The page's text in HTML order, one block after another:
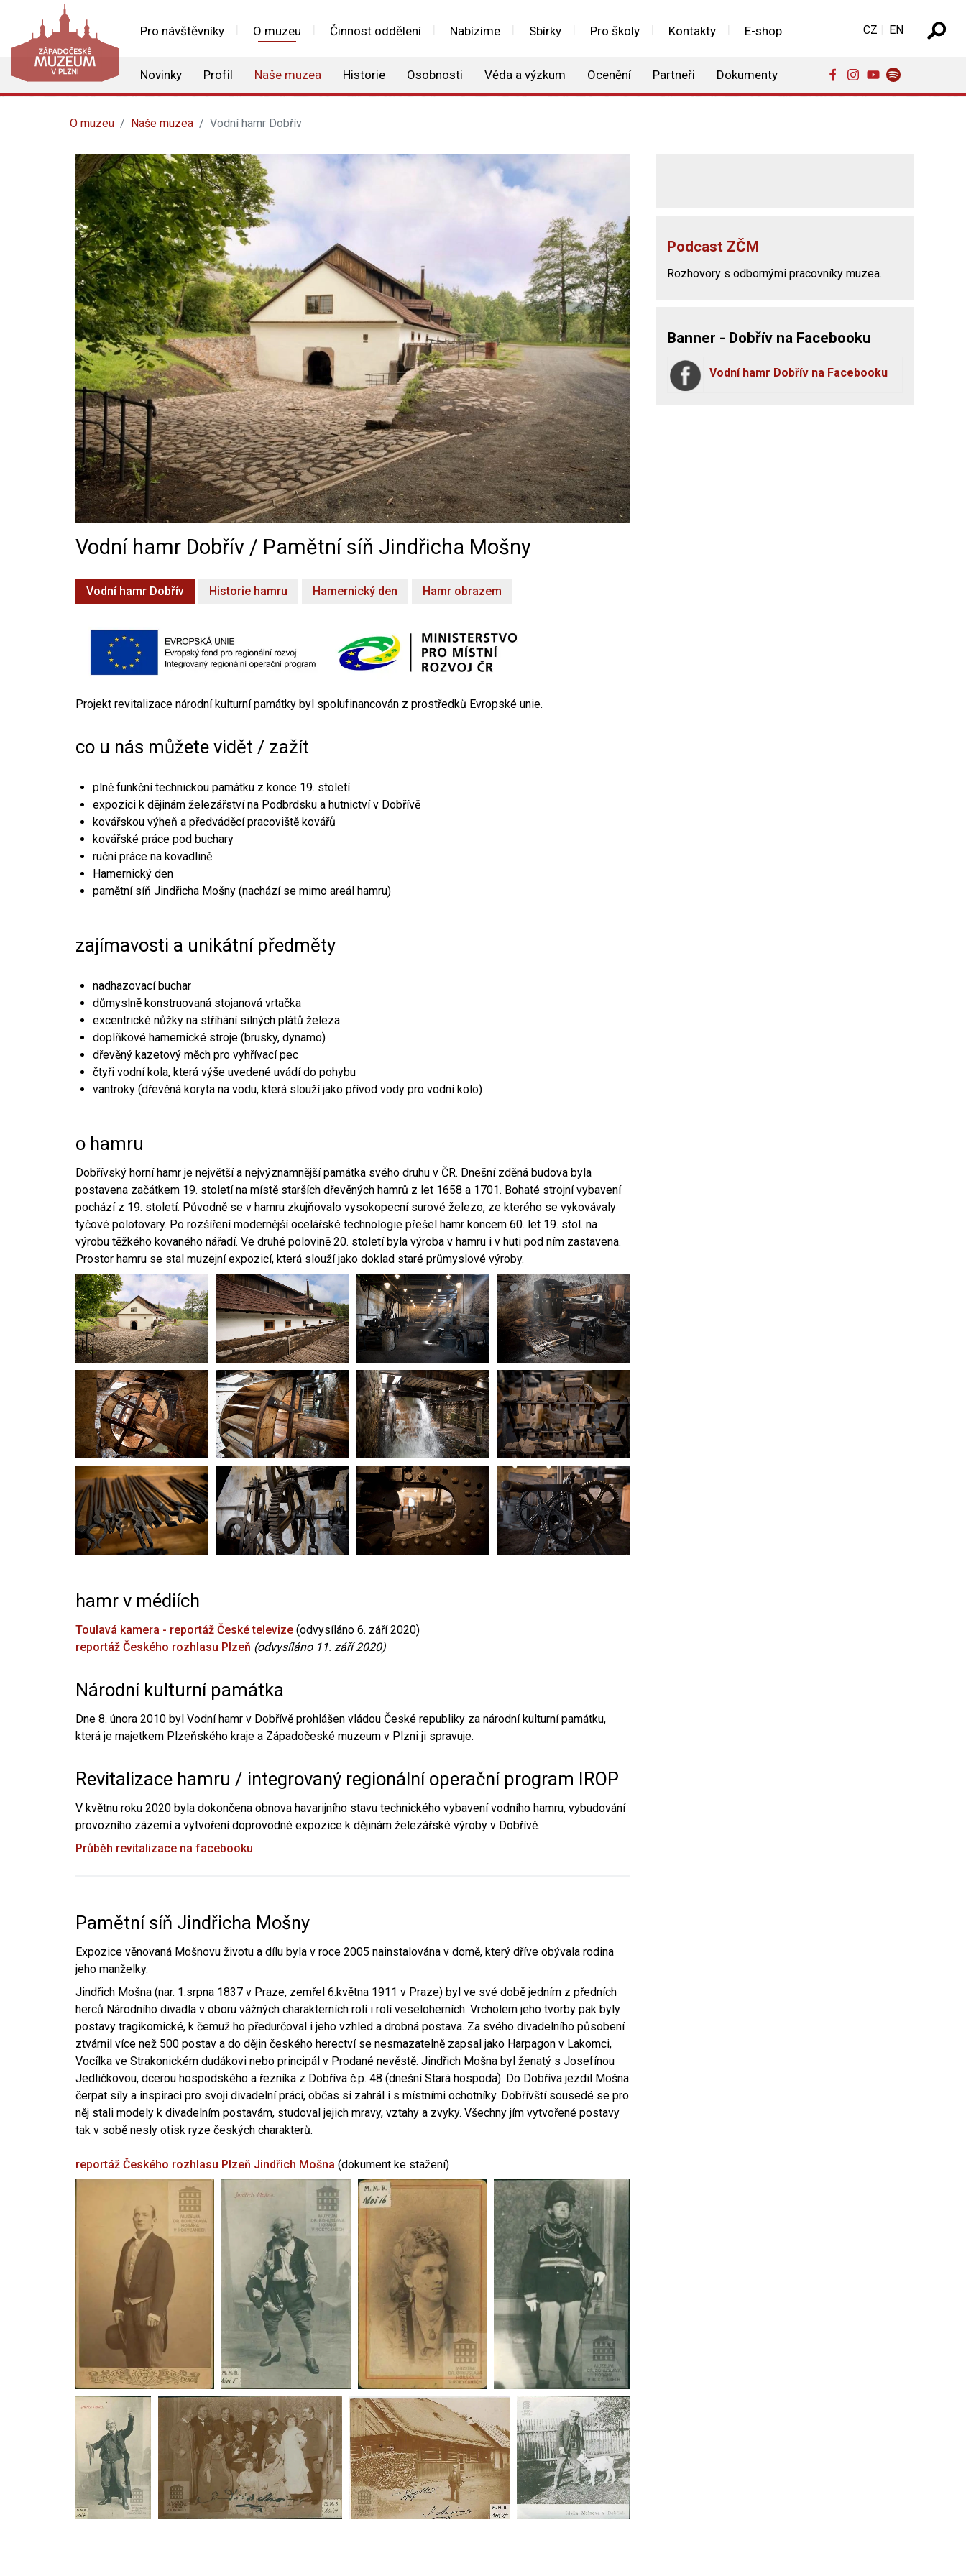
Pro návštěvníky O muzeu Činnost oddělení Nabízíme Sbírky Pro školy Kontakty E-shop
Novinky Profil Naše muzea Historie Osobnosti Věda a výzkum Ocenění Partneři Dokumenty
Zvolte jazyk
CZ EN
O muzeu Naše muzea Vodní hamr Dobřív
Vodní hamr Dobřív / Pamětní síň Jindřicha Mošny
Vodní hamr Dobřív Historie hamru Hamernický den Hamr obrazem
Projekt revitalizace národní kulturní památky byl spolufinancován z prostředků Evropské unie.
co u nás můžete vidět / zažít
plně funkční technickou památku z konce 19. století
expozici k dějinám železářství na Podbrdsku a hutnictví v Dobřívě
kovářskou výheň a předváděcí pracoviště kovářů
kovářské práce pod buchary
ruční práce na kovadlině
Hamernický den
pamětní síň Jindřicha Mošny (nachází se mimo areál hamru)
zajímavosti a unikátní předměty
nadhazovací buchar
důmyslně konstruovaná stojanová vrtačka
excentrické nůžky na stříhání silných plátů železa
doplňkové hamernické stroje (brusky, dynamo)
dřevěný kazetový měch pro vyhřívací pec
čtyři vodní kola, která výše uvedené uvádí do pohybu
vantroky (dřevěná koryta na vodu, která slouží jako přívod vody pro vodní kolo)
o hamru
Dobřívský horní hamr je největší a nejvýznamnější památka svého druhu v ČR. Dnešní zděná budova byla
postavena začátkem 19. století na místě starších dřevěných hamrů z let 1658 a 1701. Bohaté strojní vybavení
pochází z 19. století. Původně se v hamru zkujňovalo vysokopecní surové železo, ze kterého se vykovávaly
tyčové polotovary. Po rozšíření modernější ocelářské technologie přešel hamr koncem 60. let 19. stol. na
výrobu těžkého kovaného nářadí. Ve druhé polovině 20. století byla výroba v hamru i v huti pod ním zastavena.
Prostor hamru se stal muzejní expozicí, která slouží jako doklad staré průmyslové výroby.
hamr v médiích
Toulavá kamera - reportáž České televize (odvysíláno 6. září 2020)
reportáž Českého rozhlasu Plzeň (odvysíláno 11. září 2020)
Národní kulturní památka
Dne 8. února 2010 byl Vodní hamr v Dobřívě prohlášen vládou České republiky za národní kulturní památku,
která je majetkem Plzeňského kraje a Západočeské muzeum v Plzni ji spravuje.
Revitalizace hamru / integrovaný regionální operační program IROP
V květnu roku 2020 byla dokončena obnova havarijního stavu technického vybavení vodního hamru, vybudování
provozního zázemí a vytvoření doprovodné expozice k dějinám železářské výroby v Dobřívě.
Průběh revitalizace na facebooku
Pamětní síň Jindřicha Mošny
Expozice věnovaná Mošnovu životu a dílu byla v roce 2005 nainstalována v domě, který dříve obývala rodina
jeho manželky.
Jindřich Mošna (nar. 1.srpna 1837 v Praze, zemřel 6.května 1911 v Praze) byl ve své době jedním z předních
herců Národního divadla v oboru vážných charakterních rolí i rolí veseloherních. Vrcholem jeho tvorby pak byly
postavy tragikomické, k čemuž ho předurčoval i jeho vzhled a drobná postava. Za svého divadelního působení
ztvárnil více než 500 postav a do dějin českého herectví se nesmazatelně zapsal jako Harpagon v Lakomci,
Vocílka ve Strakonickém dudákovi nebo principál v Prodané nevěstě. Jindřich Mošna byl ženatý s Josefínou
Jedličkovou, dcerou hospodského a řezníka z Dobříva č.p. 48 (dnešní Stará hospoda). Do Dobříva jezdil Mošna
čerpat síly a inspiraci pro svoji divadelní práci, občas si zahrál i s místními ochotníky. Dobřívští sousedé se pro
něj stali modely k divadelním postavám, studoval jejich mravy, vztahy a zvyky. Všechny jím vytvořené postavy
tak v sobě nesly otisk ryze českých charakterů.
reportáž Českého rozhlasu Plzeň Jindřich Mošna (dokument ke stažení)
Podcast ZČM
Rozhovory s odbornými pracovníky muzea.
Banner - Dobřív na Facebooku
Vodní hamr Dobřív na Facebooku